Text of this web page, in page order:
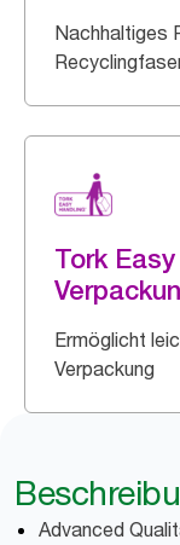
Nachhaltiges
Tork
Ermöglicht
Verpackung
Advanced